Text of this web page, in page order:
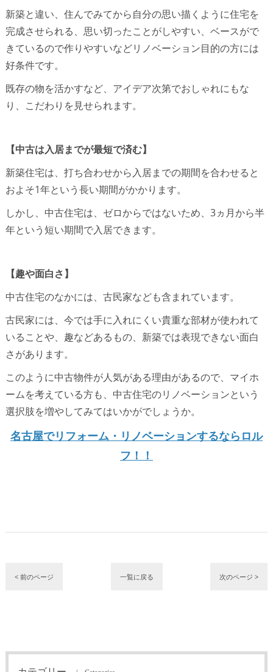
新築と違い、住んでみてから自分の思い描くように住宅を
完成させられる、思い切ったことがしやすい、ベースがで
きているので作りやすいなどリノベーション目的の方には
好条件です。
既存の物を活かすなど、アイデア次第でおしゃれにもな
り、こだわりを見せられます。
【中古は入居までが最短で済む】
新築住宅は、打ち合わせから入居までの期間を合わせると
およそ1年という長い期間がかかります。
しかし、中古住宅は、ゼロからではないため、3ヵ月から半
年という短い期間で入居できます。
【趣や面白さ】
中古住宅のなかには、古民家なども含まれています。
古民家には、今では手に入れにくい貴重な部材が使われて
いることや、趣などあるもの、新築では表現できない面白
さがあります。
このように中古物件が人気がある理由があるので、マイホ
ームを考えている方も、中古住宅のリノベーションという
選択肢を増やしてみてはいかがでしょうか。
名古屋でリフォーム・リノベーションするならロル
フ！！
< 前のページ 一覧に戻る 次のページ >